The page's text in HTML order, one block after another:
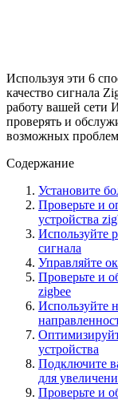
Используя эти 6
качество сигнала
работу вашей сети
проверять и
возможных
Содержание
Установите
Проверьте и
устройства
Используйте
сигнала
Управляйте
Проверьте и
zigbee
Используйте
устройства
Подключите
для
Проверьте и